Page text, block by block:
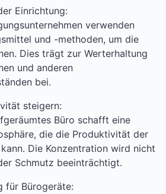
Einrichtung:
verwenden
und -methoden, um die
Dies trägt zur Werterhaltung
und anderen
bei.
steigern:
Büro schafft eine
die die Produktivität der
Die Konzentration wird nicht
Schmutz beeinträchtigt.
für Bürogeräte: